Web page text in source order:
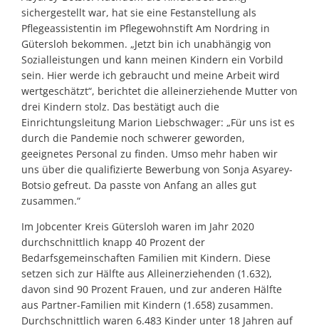
sichergestellt war, hat sie eine Festanstellung als
Pflegeassistentin im Pflegewohnstift Am Nordring in
Gütersloh bekommen. „Jetzt bin ich unabhängig von
Sozialleistungen und kann meinen Kindern ein Vorbild
sein. Hier werde ich gebraucht und meine Arbeit wird
wertgeschätzt“, berichtet die alleinerziehende Mutter von
drei Kindern stolz. Das bestätigt auch die
Einrichtungsleitung Marion Liebschwager: „Für uns ist es
durch die Pandemie noch schwerer geworden,
geeignetes Personal zu finden. Umso mehr haben wir
uns über die qualifizierte Bewerbung von Sonja Asyarey-
Botsio gefreut. Da passte von Anfang an alles gut
zusammen.“
Im Jobcenter Kreis Gütersloh waren im Jahr 2020
durchschnittlich knapp 40 Prozent der
Bedarfsgemeinschaften Familien mit Kindern. Diese
setzen sich zur Hälfte aus Alleinerziehenden (1.632),
davon sind 90 Prozent Frauen, und zur anderen Hälfte
aus Partner-Familien mit Kindern (1.658) zusammen.
Durchschnittlich waren 6.483 Kinder unter 18 Jahren auf